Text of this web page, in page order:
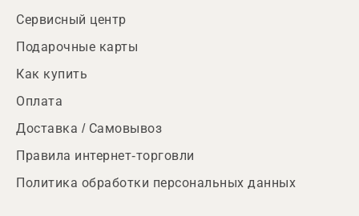
Сервисный центр
Подарочные карты
Как купить
Оплата
Доставка / Самовывоз
Правила интернет-торговли
Политика обработки персональных данных